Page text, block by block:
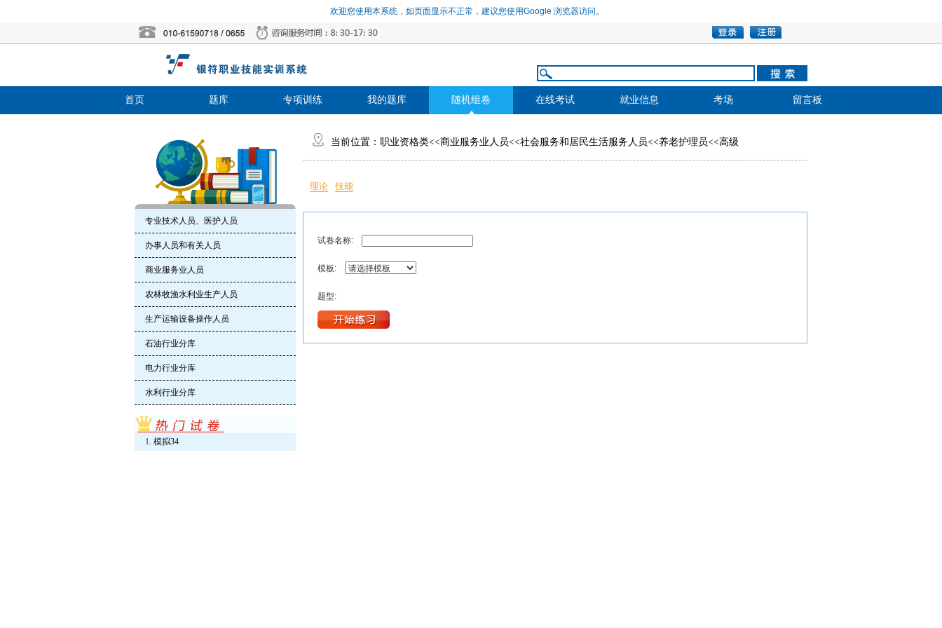
欢迎您使用本系统，如页面显示不正常，建议您使用Google 浏览器访问。
首页 题库 专项训练 我的题库 随机组卷 在线考试 就业信息 考场 留言板
专业技术人员、医护人员
办事人员和有关人员
商业服务业人员
农林牧渔水利业生产人员
生产运输设备操作人员
石油行业分库
电力行业分库
水利行业分库
模拟34
当前位置： 职业资格类<<商业服务业人员<<社会服务和居民生活服务人员<<养老护理员<<高级
理论 技能
试卷名称:
模板:
题型: